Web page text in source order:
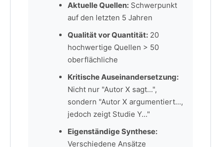
Aktuelle Quellen: Schwerpunkt
auf den letzten 5 Jahren
Qualität vor Quantität: 20
hochwertige Quellen > 50
oberflächliche
Kritische Auseinandersetzung:
Nicht nur "Autor X sagt...",
sondern "Autor X argumentiert...,
jedoch zeigt Studie Y..."
Eigenständige Synthese:
Verschiedene Ansätze